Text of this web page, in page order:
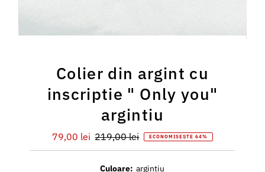
Colier din argint cu
inscriptie " Only you"
argintiu
Preț
redus
79,00 lei Preț
întreg
219,00 lei ECONOMISEȘTE 64%
Culoare: argintiu